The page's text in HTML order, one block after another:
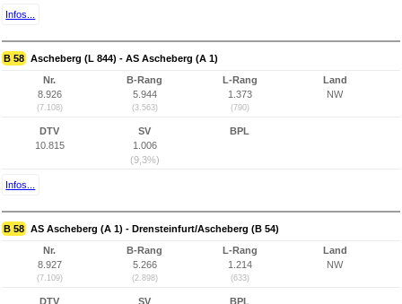
Infos...
B 58 Ascheberg (L 844) - AS Ascheberg (A 1)
Nr.
8.926
(7.108)
B-Rang
5.944
(3.563)
L-Rang
1.373
(790)
Land
NW
DTV
10.815
SV
1.006
(9,3%)
BPL
Infos...
B 58 AS Ascheberg (A 1) - Drensteinfurt/Ascheberg (B 54)
Nr.
8.927
(7.109)
B-Rang
5.266
(2.898)
L-Rang
1.214
(633)
Land
NW
DTV
SV
BPL